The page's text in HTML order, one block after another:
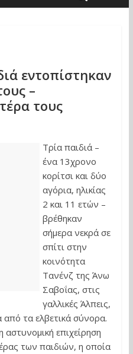
εντοπίστηκαν
–
τους
Τρία παιδιά –
ένα 13χρονο
κορίτσι και δύο
αγόρια, ηλικίας
2 και 11 ετών –
βρέθηκαν
σήμερα νεκρά σε
σπίτι στην
κοινότητα
Τανένζ της Άνω
Σαβοΐας, στις
γαλλικές Άλπεις,
από τα ελβετικά σύνορα.
αστυνομική επιχείρηση
των παιδιών, η οποία